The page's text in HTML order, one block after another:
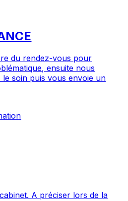
du rendez-vous pour
ensuite nous
soin puis vous envoie un
A préciser lors de la